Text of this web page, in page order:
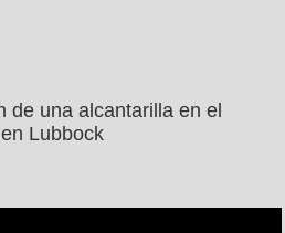
de una alcantarilla en el
Lubbock